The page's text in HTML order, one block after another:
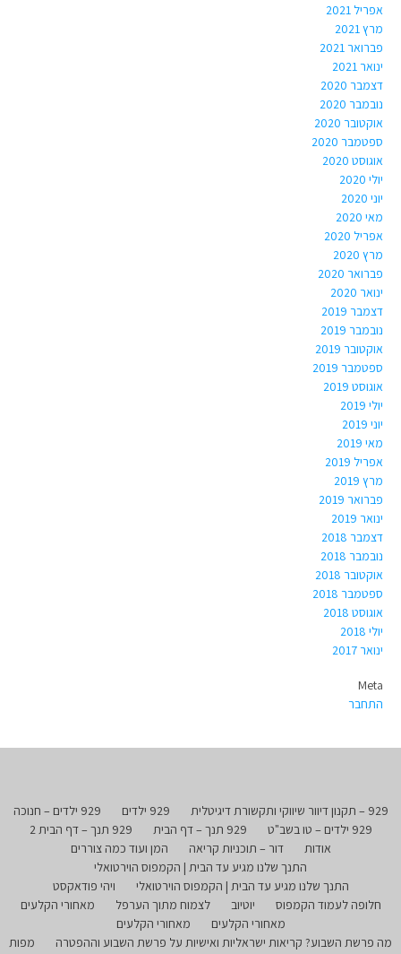
אפריל 2021
מרץ 2021
פברואר 2021
ינואר 2021
דצמבר 2020
נובמבר 2020
אוקטובר 2020
ספטמבר 2020
אוגוסט 2020
יולי 2020
יוני 2020
מאי 2020
אפריל 2020
מרץ 2020
פברואר 2020
ינואר 2020
דצמבר 2019
נובמבר 2019
אוקטובר 2019
ספטמבר 2019
אוגוסט 2019
יולי 2019
יוני 2019
מאי 2019
אפריל 2019
מרץ 2019
פברואר 2019
ינואר 2019
דצמבר 2018
נובמבר 2018
אוקטובר 2018
ספטמבר 2018
אוגוסט 2018
יולי 2018
ינואר 2017
Meta
התחבר
929 – תקנון דיוור שיווקי ותקשורת דיגיטלית 929 ילדים
929 ילדים – חנוכה
929 ילדים – טו בשב"ט
929 תנך – דף הבית
929 תנך – דף הבית 2
אודות
דור – תוכניות קריאה
המן ועוד כמה צוררים
התנך שלנו מגיע עד הבית | הקמפוס הוירטואלי
התנך שלנו מגיע עד הבית | הקמפוס הוירטואלי
ויהי פודאקסט
חלופה לעמוד הקמפוס
יוטיוב לצמוח מתוך הערפל
מאחורי הקלעים
מאחורי הקלעים
מאחורי הקלעים
מה פרשת השבוע? קריאות ישראליות ואישיות על פרשת השבוע וההפטרה
מפות